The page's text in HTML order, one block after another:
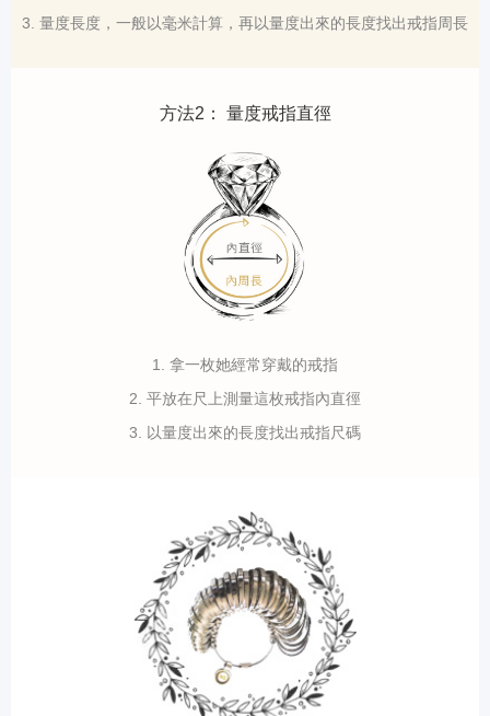
3. 量度長度，一般以毫米計算，再以量度出來的長度找出戒指周長
方法2： 量度戒指直徑
1. 拿一枚她經常穿戴的戒指
2. 平放在尺上測量這枚戒指內直徑
3. 以量度出來的長度找出戒指尺碼